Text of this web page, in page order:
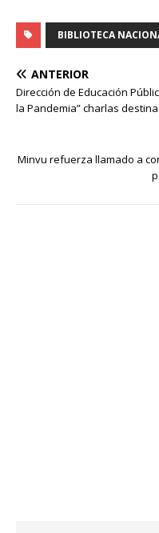
BIBLIOTECA
ANTERIOR
Dirección de Educación
la Pandemia” charlas
Minvu refuerza llamado a